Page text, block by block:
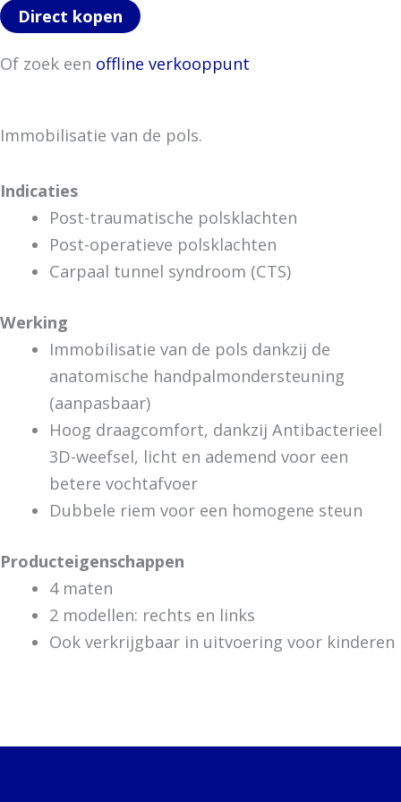
Direct kopen
Of zoek een offline verkooppunt
Immobilisatie van de pols.
Indicaties
Post-traumatische polsklachten
Post-operatieve polsklachten
Carpaal tunnel syndroom (CTS)
Werking
Immobilisatie van de pols dankzij de
anatomische handpalmondersteuning
(aanpasbaar)
Hoog draagcomfort, dankzij Antibacterieel
3D-weefsel, licht en ademend voor een
betere vochtafvoer
Dubbele riem voor een homogene steun
Producteigenschappen
4 maten
2 modellen: rechts en links
Ook verkrijgbaar in uitvoering voor kinderen